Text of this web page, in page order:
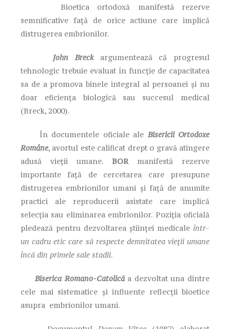
Bioetica ortodoxă manifestă rezerve
semnificative față de orice actiune care implică
distrugerea embrionilor.
John Breckargumentează că progresul
tehnologic trebuie evaluat în funcție de capacitatea
sa de a promova binele integral al persoanei și nu
doar eficiența biologică sau succesul medical
(Breck, 2000).
În documentele oficiale aleBisericii Ortodoxe
Române, avortul este calificat drept o gravă atingere
adusă vieții umane. BORmanifestă rezerve
importante față de cercetarea care presupune
distrugerea embrionilor umani și față de anumite
practici ale reproducerii asistate care implică
selecția sau eliminarea embrionilor. Poziția oficială
pledează pentru dezvoltarea științei medicale într-
un cadru etic care să respecte demnitatea vieții umane
încă din primele sale stadii.
Biserica Romano-Catolicăa dezvoltat una dintre
cele mai sistematice și influente reflecții bioetice
asupra embrionilor umani.